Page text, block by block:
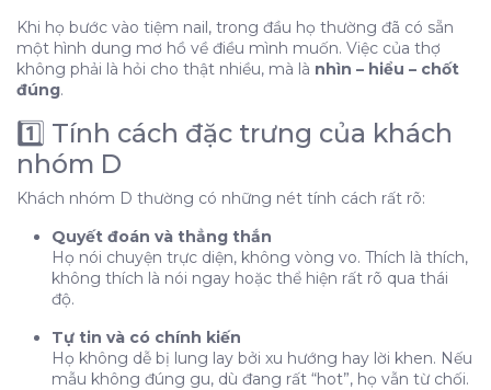
Khi nào nhóm D sẽ dễ thay đổi thợ?
DISC – Nhóm D (Dominance | Thống trị)
2️⃣ Dấu hiệu nhận diện nhanh khách nhóm D
3️⃣ Gu nail thường gặp của nhóm D
4️⃣ Cách tư vấn hiệu quả cho khách nhóm D
D
6️⃣ Ghi nhớ cho thợ nail
Vậy nhóm D là nhóm dễ hay khó làm việc?
Vì sao nói khó lúc đầu: Bởi vì
Nhưng vì sao lại dễ về lâu dài?
Khi họ bước vào tiệm nail, trong đầu họ thường đã có sẵn
một hình dung mơ hồ về điều mình muốn. Việc của thợ
không phải là hỏi cho thật nhiều, mà là nhìn – hiểu – chốt
đúng.
1️⃣ Tính cách đặc trưng của khách
nhóm D
Khách nhóm D thường có những nét tính cách rất rõ:
Quyết đoán và thẳng thắn
Họ nói chuyện trực diện, không vòng vo. Thích là thích,
không thích là nói ngay hoặc thể hiện rất rõ qua thái
độ.
Tự tin và có chính kiến
Họ không dễ bị lung lay bởi xu hướng hay lời khen. Nếu
mẫu không đúng gu, dù đang rất “hot”, họ vẫn từ chối.